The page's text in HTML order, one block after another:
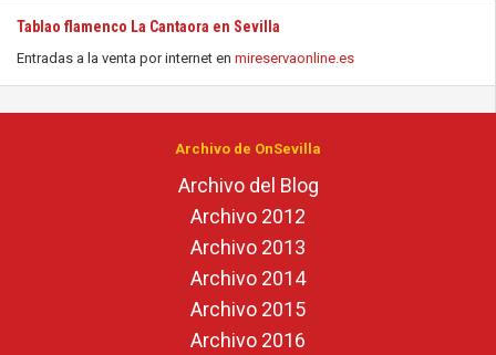
Tablao flamenco La Cantaora en Sevilla
Entradas a la venta por internet en mireservaonline.es
Archivo de OnSevilla
Archivo del Blog
Archivo 2012
Archivo 2013
Archivo 2014
Archivo 2015
Archivo 2016